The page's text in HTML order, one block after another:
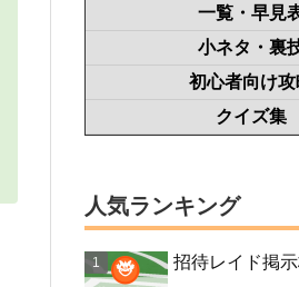
一覧・早見
小ネタ・裏
初心者向け
クイズ集
人気ランキング
招待レイド掲